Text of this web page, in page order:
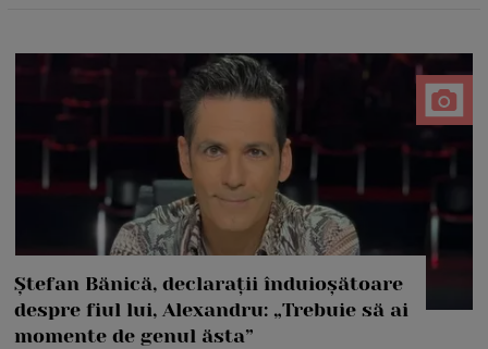
Ștefan Bănică, declarații înduioșătoare
despre fiul lui, Alexandru: „Trebuie să ai
momente de genul ăsta”